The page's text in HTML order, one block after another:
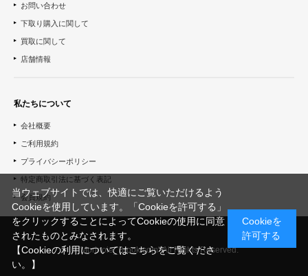
お問い合わせ
下取り購入に関して
買取に関して
店舗情報
私たちについて
会社概要
ご利用規約
プライバシーポリシー
特定商取引法に基づく表記
会員規約
© "Morinoie_Brook.com" All Rights Reserved.
当ウェブサイトでは、快適にご覧いただけるよう
Cookieを使用しています。「Cookieを許可する」
をクリックすることによってCookieの使用に同意
されたものとみなされます。
【Cookieの利用についてはこちらをご覧くださ
い。】
Cookieを
許可する